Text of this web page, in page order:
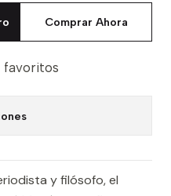
Comprar Ahora
favoritos
y filósofo, el